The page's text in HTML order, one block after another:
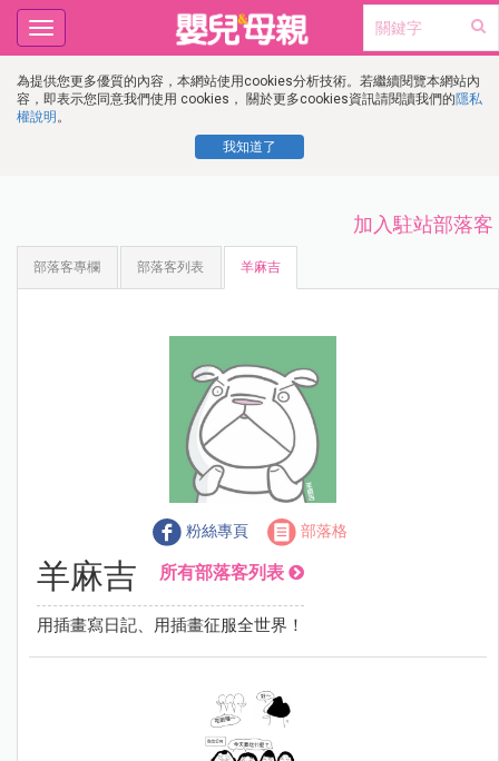
為提供您更多優質的內容，本網站使用cookies分析技術。若繼續閱覽本網站內
容，即表示您同意我們使用 cookies， 關於更多cookies資訊請閱讀我們的隱私
權說明 。
我知道了
Toggle
navigation
加入駐站部落客
部落客專欄 部落客列表 羊麻吉
粉絲專頁 部落格
羊麻吉 所有部落客列表
用插畫寫日記、用插畫征服全世界！